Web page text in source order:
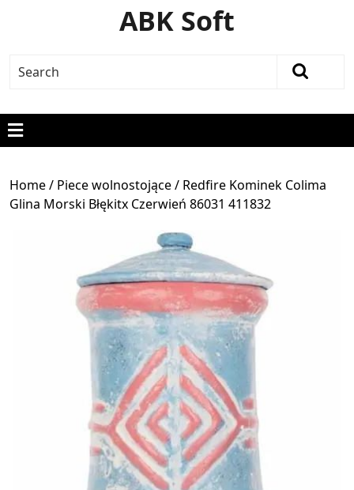
ABK Soft
Home/ Piece wolnostojące/ Redfire Kominek Colima
Glina Morski Błękitx Czerwień 86031 411832